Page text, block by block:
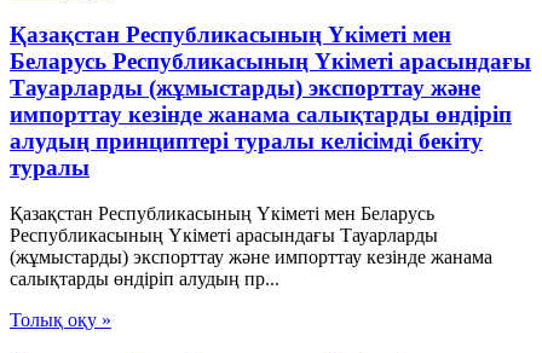
Қазақстан Республикасының Үкіметі мен
Беларусь Республикасының Үкіметі арасындағы
Тауарларды (жұмыстарды) экспорттау және
импорттау кезінде жанама салықтарды өндіріп
алудың принциптері туралы келісімді бекіту
туралы
Қазақстан Республикасының Үкіметі мен Беларусь
Республикасының Үкіметі арасындағы Тауарларды
(жұмыстарды) экспорттау және импорттау кезінде жанама
салықтарды өндіріп алудың пр...
Толық оқу »